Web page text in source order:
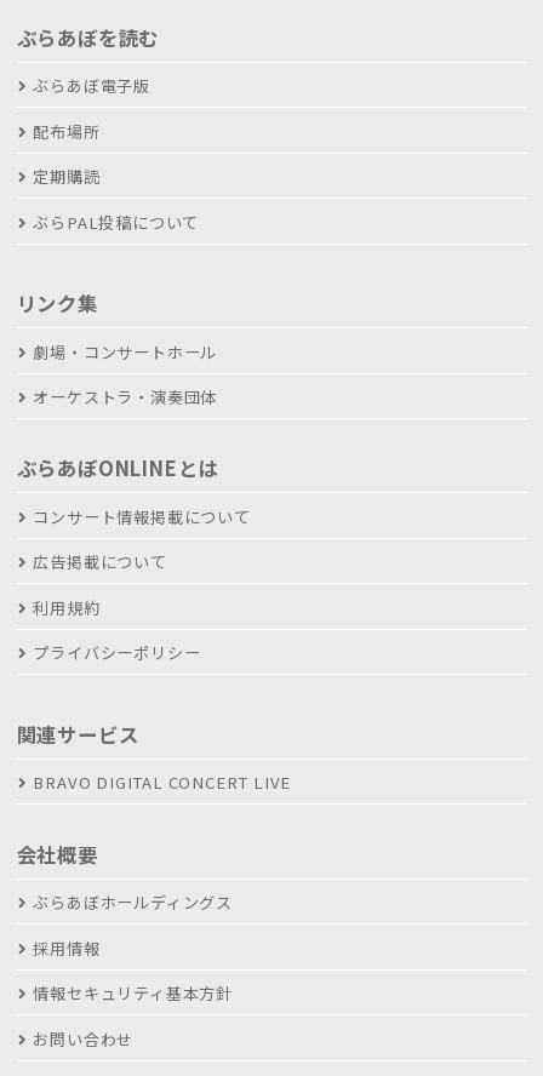
ぶらあぼを読む
ぶらあぼ電子版
配布場所
定期購読
ぶらPAL投稿について
リンク集
劇場・コンサートホール
オーケストラ・演奏団体
ぶらあぼONLINEとは
コンサート情報掲載について
広告掲載について
利用規約
プライバシーポリシー
関連サービス
BRAVO DIGITAL CONCERT LIVE
会社概要
ぶらあぼホールディングス
採用情報
情報セキュリティ基本方針
お問い合わせ